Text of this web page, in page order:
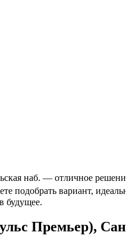
наб. — отличное
подобрать вариант,
будущее.
Премьер),